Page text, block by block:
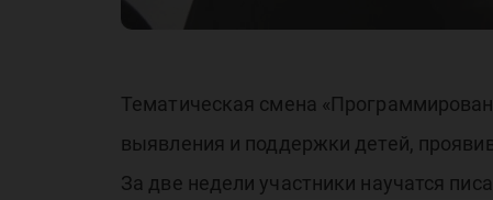
Тематическая смена
выявления и поддержки детей,
За две недели участники научатся